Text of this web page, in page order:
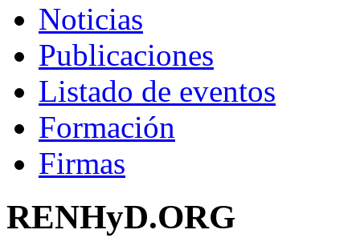
Noticias
Publicaciones
Listado de eventos
Formación
Firmas
RENHyD.ORG